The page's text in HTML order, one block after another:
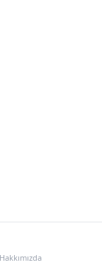
Hakkımızda